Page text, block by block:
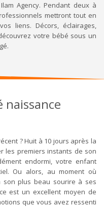
Agency. Pendant deux à
mettront tout en
liens. Décors, éclairages,
votre bébé sous un
? Huit à 10 jours après la
les premiers instants de son
endormi, votre enfant
Ou alors, au moment où
son plus beau sourire à ses
est un excellent moyen de
que vous avez ressenti